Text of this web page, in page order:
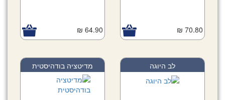
70.80 ₪
64.90 ₪
לב היוגה מדיטציה בודהיסטית